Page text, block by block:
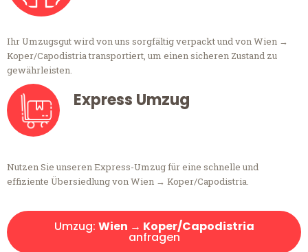
Ihr Umzugsgut wird von uns sorgfältig verpackt und von Wien →
Koper/Capodistria transportiert, um einen sicheren Zustand zu
gewährleisten.
Express Umzug
Nutzen Sie unseren Express-Umzug für eine schnelle und
effiziente Übersiedlung von Wien → Koper/Capodistria.
Umzug: Wien → Koper/Capodistria
anfragen